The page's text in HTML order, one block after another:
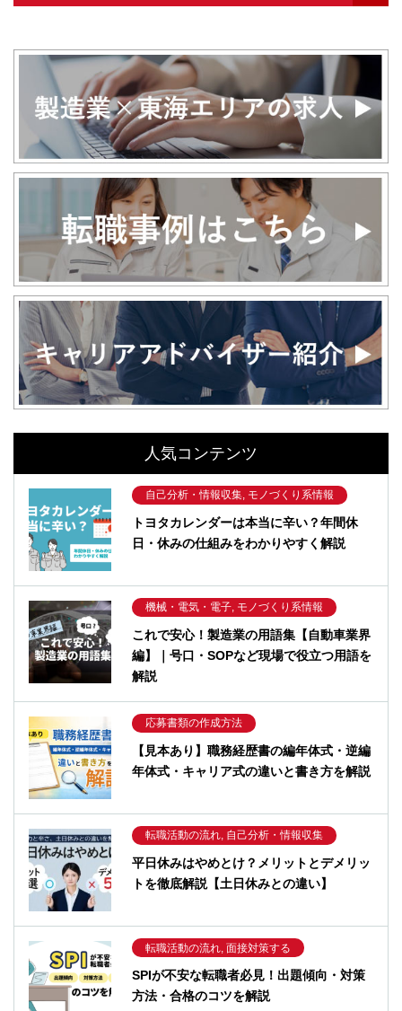
人気コンテンツ
自己分析・情報収集, モノづくり系情報
トヨタカレンダーは本当に辛い？年間休
日・休みの仕組みをわかりやすく解説
機械・電気・電子, モノづくり系情報
これで安心！製造業の用語集【自動車業界
編】｜号口・SOPなど現場で役立つ用語を
解説
応募書類の作成方法
【見本あり】職務経歴書の編年体式・逆編
年体式・キャリア式の違いと書き方を解説
転職活動の流れ, 自己分析・情報収集
平日休みはやめとけ？メリットとデメリッ
トを徹底解説【土日休みとの違い】
転職活動の流れ, 面接対策する
SPIが不安な転職者必見！出題傾向・対策
方法・合格のコツを解説